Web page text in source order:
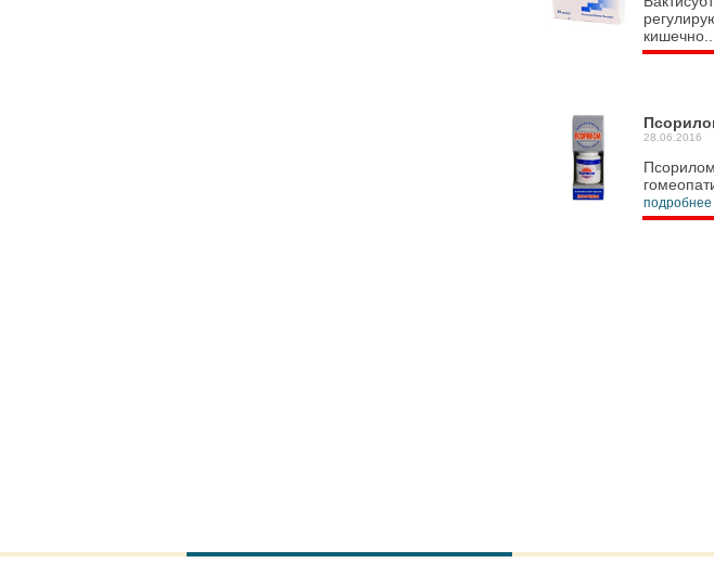
кишечно...
28.06.2016
подробнее